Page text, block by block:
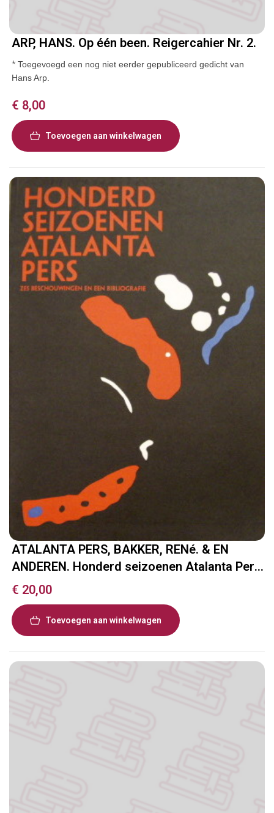
ARP, HANS. Op één been. Reigercahier Nr. 2.
*Toegevoegd een nog niet eerder gepubliceerd gedicht van
Hans Arp.
€ 8,00
Toevoegen aan winkelwagen
ATALANTA PERS, BAKKER, RENé. & EN
ANDEREN. Honderd seizoenen Atalanta Pers.
Zes beschouwingen en een bibliografie.
€ 20,00
Toevoegen aan winkelwagen